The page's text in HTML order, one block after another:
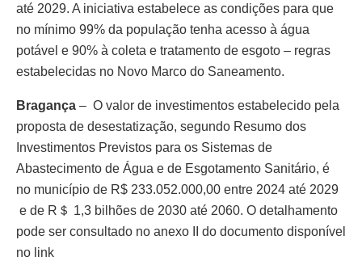
até 2029. A iniciativa estabelece as condições para que
no mínimo 99% da população tenha acesso à água
potável e 90% à coleta e tratamento de esgoto – regras
estabelecidas no Novo Marco do Saneamento.
Bragança – O valor de investimentos estabelecido pela
proposta de desestatização, segundo Resumo dos
Investimentos Previstos para os Sistemas de
Abastecimento de Água e de Esgotamento Sanitário, é
no município de R$ 233.052.000,00 entre 2024 até 2029
e de R＄ 1,3 bilhões de 2030 até 2060. O detalhamento
pode ser consultado no anexo II do documento disponível
no link